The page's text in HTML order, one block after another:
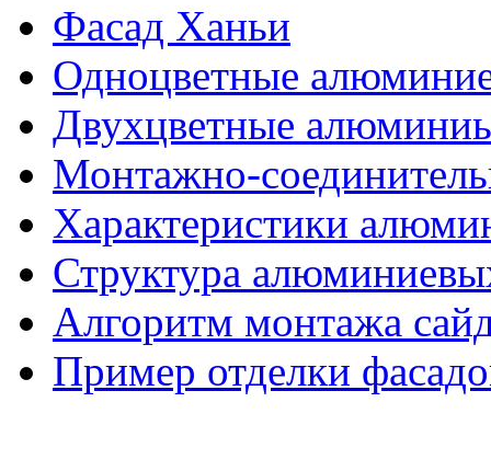
Фасад Ханьи
Одноцветные
Двухцветные
Монтажно-
Характеристики
Структура
Алгоритм монтажа
Пример отделки